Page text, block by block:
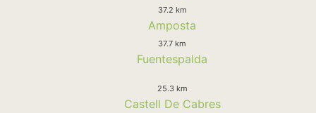
37.2 km
Amposta
37.7 km
Fuentespalda
25.3 km
Castell De Cabres